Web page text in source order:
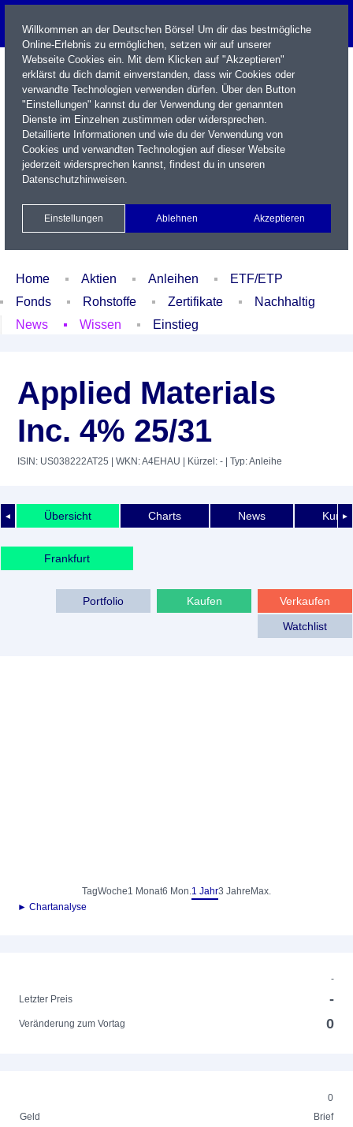
Name / WKN / ISIN / Kürzel
Xetra Realtime
Watchlist Portfolio Login
Home Aktien Anleihen
ETF/ETP
Fonds
Rohstoffe Zertifikate
Nachhaltig
News
Wissen Einstieg
Applied Materials
Inc. 4% 25/31
ISIN: US038222AT25 | WKN: A4EHAU | Kürzel: - | Typ: Anleihe
◄ ►
Übersicht Charts News
Frankfurt
Verkaufen
Kaufen
Portfolio
Watchlist
TagWoche1 Monat6 Mon.1 Jahr3 Jahre Max.
► Chartanalyse
-
Letzter Preis
-
Veränderung zum Vortag 0
0
Geld
Brief
Willkommen an der Deutschen Börse! Um dir das bestmögliche
Online-Erlebnis zu ermöglichen, setzen wir auf unserer
Webseite Cookies ein. Mit dem Klicken auf "Akzeptieren"
erklärst du dich damit einverstanden, dass wir Cookies oder
verwandte Technologien verwenden dürfen. Über den Button
"Einstellungen" kannst du der Verwendung der genannten
Dienste im Einzelnen zustimmen oder widersprechen.
Detaillierte Informationen und wie du der Verwendung von
Cookies und verwandten Technologien auf dieser Website
jederzeit widersprechen kannst, findest du in unseren
Datenschutzhinweisen.
Einstellungen Ablehnen Akzeptieren